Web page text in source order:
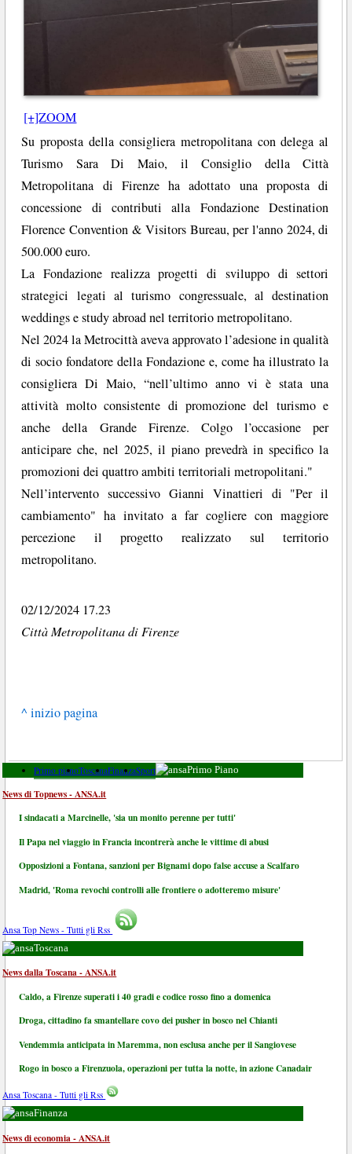
[+]ZOOM
Su proposta della consigliera metropolitana con delega al
Turismo Sara Di Maio, il Consiglio della Città
Metropolitana di Firenze ha adottato una proposta di
concessione di contributi alla Fondazione Destination
Florence Convention & Visitors Bureau, per l'anno 2024, di
500.000 euro.
La Fondazione realizza progetti di sviluppo di settori
strategici legati al turismo congressuale, al destination
weddings e study abroad nel territorio metropolitano.
Nel 2024 la Metrocittà aveva approvato l’adesione in qualità
di socio fondatore della Fondazione e, come ha illustrato la
consigliera Di Maio, “nell’ultimo anno vi è stata una
attività molto consistente di promozione del turismo e
anche della Grande Firenze. Colgo l’occasione per
anticipare che, nel 2025, il piano prevedrà in specifico la
promozioni dei quattro ambiti territoriali metropolitani."
Nell’intervento successivo Gianni Vinattieri di "Per il
cambiamento" ha invitato a far cogliere con maggiore
percezione il progetto realizzato sul territorio
metropolitano.
02/12/2024 17.23
Città Metropolitana di Firenze
^ inizio pagina
Primo pianoToscanaFinanzaSport Primo Piano
News di Topnews - ANSA.it
I sindacati a Marcinelle, 'sia un monito perenne per tutti'
Il Papa nel viaggio in Francia incontrerà anche le vittime di abusi
Opposizioni a Fontana, sanzioni per Bignami dopo false accuse a Scalfaro
Madrid, 'Roma revochi controlli alle frontiere o adotteremo misure'
Ansa Top News - Tutti gli Rss
Toscana
News dalla Toscana - ANSA.it
Caldo, a Firenze superati i 40 gradi e codice rosso fino a domenica
Droga, cittadino fa smantellare covo dei pusher in bosco nel Chianti
Vendemmia anticipata in Maremma, non esclusa anche per il Sangiovese
Rogo in bosco a Firenzuola, operazioni per tutta la notte, in azione Canadair
Ansa Toscana - Tutti gli Rss
Finanza
News di economia - ANSA.it